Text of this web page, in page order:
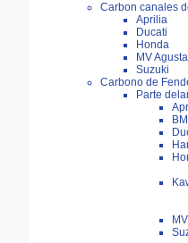
Carbon canales
Aprilia
Ducati
Honda
MV Agusta
Suzuki
Carbono de
Parte